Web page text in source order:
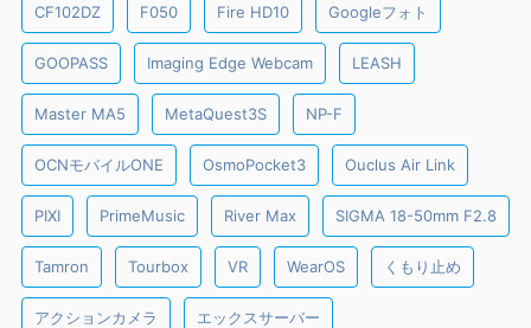
CF102DZ F050 Fire HD10 Googleフォト
GOOPASS Imaging Edge Webcam LEASH
Master MA5 MetaQuest3S NP-F
OCNモバイルONE OsmoPocket3 Ouclus Air Link
PIXI PrimeMusic River Max SIGMA 18-50mm F2.8
Tamron Tourbox VR WearOS くもり止め
アクションカメラ エックスサーバー